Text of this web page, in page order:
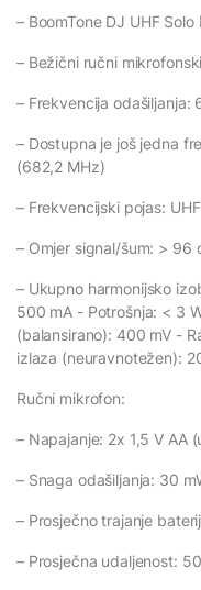
– BoomTone DJ UHF Solo
– Bežični ručni
– Frekvencija odašiljanja:
– Dostupna je još jedna
(682,2 MHz)
– Frekvencijski pojas: UHF
– Omjer signal/šum: > 96
– Ukupno harmonijsko
500 mA - Potrošnja: < 3
(balansirano): 400 mV -
izlaza (neuravnotežen):
Ručni mikrofon:
– Napajanje: 2x 1,5 V AA
– Snaga odašiljanja: 30
– Prosječno trajanje
– Prosječna udaljenost: